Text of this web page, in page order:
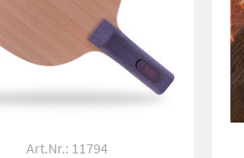
Art.Nr.: 11794